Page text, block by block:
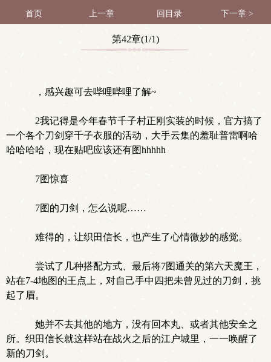
首页 上一章 回目录 下一章 >
第42章(1/1)
，感兴趣可去哔哩哔哩了解~
2我记得是今年春节千子村正刚实装的时候，官方搞了
一个各个刀剑穿千子衣服的活动，大手云集的羞耻普雷啊哈
哈哈哈哈，现在贴吧应该还有图hhhhh
7图惊喜
7图的刀剑，怎么说呢……
难得的，让织田信长，也产生了心情微妙的感觉。
尝试了几种搭配方式、最后将7图通关的第六天魔王，
站在7-4地图的王点上，对自己手中四把未曾见过的刀剑，挑
起了眉。
她并不去其他的地方，没有回本丸、或者其他安全之
所。织田信长就这样站在战火之后的江户城里，一一唤醒了
新的刀剑。